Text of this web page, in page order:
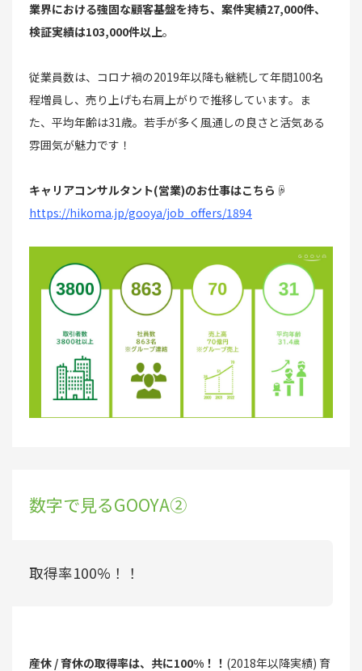
業界における強固な顧客基盤を持ち、案件実績27,000件、
検証実績は103,000件以上。
従業員数は、コロナ禍の2019年以降も継続して年間100名
程増員し、売り上げも右肩上がりで推移しています。ま
た、平均年齢は31歳。若手が多く風通しの良さと活気ある
雰囲気が魅力です！
キャリアコンサルタント(営業)のお仕事はこちら ☟
https://hikoma.jp/gooya/job_offers/1894
数字で見るGOOYA➁
取得率100%！！
産休 / 育休の取得率は、共に100%！！ (2018年以降実績) 育